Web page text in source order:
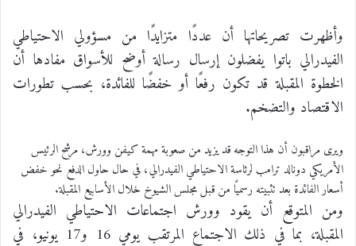
وأظهرت تصريحاتها أن عددًا متزايدًا من مسؤولي الاحتياطي
الفيدرالي باتوا يفضلون إرسال رسالة أوضح للأسواق مفادها أن
الخطوة المقبلة قد تكون رفعًا أو خفضًا للفائدة، بحسب تطورات
الاقتصاد والتضخم.
ويرى مراقبون أن هذا التوجه قد يزيد من صعوبة مهمة كيفن وورش، مرشح الرئيس
الأمريكي دونالد ترامب لرئاسة الاحتياطي الفيدرالي، في حال حاول الدفع نحو خفض
أسعار الفائدة بعد تثبيته رسميًا من قبل مجلس الشيوخ خلال الأسابيع المقبلة.
ومن المتوقع أن يقود وورش اجتماعات الاحتياطي الفيدرالي
المقبلة، بما في ذلك الاجتماع المرتقب يومي 16 و17 يونيو، في